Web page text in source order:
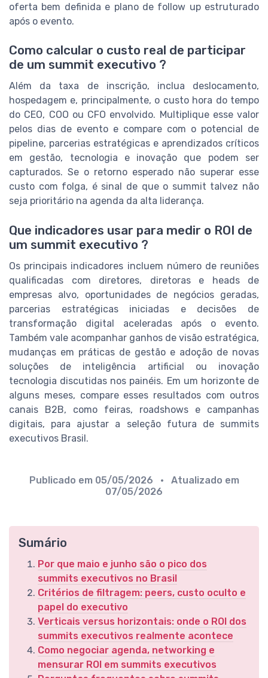
oferta bem definida e plano de follow up estruturado
após o evento.
Como calcular o custo real de participar
de um summit executivo ?
Além da taxa de inscrição, inclua deslocamento,
hospedagem e, principalmente, o custo hora do tempo
do CEO, COO ou CFO envolvido. Multiplique esse valor
pelos dias de evento e compare com o potencial de
pipeline, parcerias estratégicas e aprendizados críticos
em gestão, tecnologia e inovação que podem ser
capturados. Se o retorno esperado não superar esse
custo com folga, é sinal de que o summit talvez não
seja prioritário na agenda da alta liderança.
Que indicadores usar para medir o ROI de
um summit executivo ?
Os principais indicadores incluem número de reuniões
qualificadas com diretores, diretoras e heads de
empresas alvo, oportunidades de negócios geradas,
parcerias estratégicas iniciadas e decisões de
transformação digital aceleradas após o evento.
Também vale acompanhar ganhos de visão estratégica,
mudanças em práticas de gestão e adoção de novas
soluções de inteligência artificial ou inovação
tecnologia discutidas nos painéis. Em um horizonte de
alguns meses, compare esses resultados com outros
canais B2B, como feiras, roadshows e campanhas
digitais, para ajustar a seleção futura de summits
executivos Brasil.
Publicado em 05/05/2026
• Atualizado em
07/05/2026
Sumário
Por que maio e junho são o pico dos
summits executivos no Brasil
Critérios de filtragem: peers, custo oculto e
papel do executivo
Verticais versus horizontais: onde o ROI dos
summits executivos realmente acontece
Como negociar agenda, networking e
mensurar ROI em summits executivos